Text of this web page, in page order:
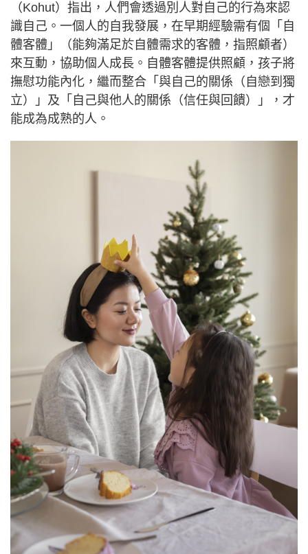
（Kohut）指出，人們會透過別人對自己的行為來認
識自己。一個人的自我發展，在早期經驗需有個「自
體客體」（能夠滿足於自體需求的客體，指照顧者）
來互動，協助個人成長。自體客體提供照顧，孩子將
撫慰功能內化，繼而整合「與自己的關係（自戀到獨
立）」及「自己與他人的關係（信任與回饋）」，才
能成為成熟的人。